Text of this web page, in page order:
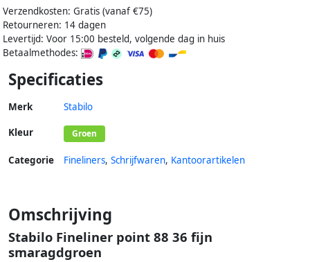
Verzendkosten: Gratis (vanaf €75)
Retourneren: 14 dagen
Levertijd: Voor 15:00 besteld, volgende dag in huis
Betaalmethodes:
Specificaties
Merk Stabilo
Kleur Groen
Categorie Fineliners, Schrijfwaren, Kantoorartikelen
Omschrijving
Stabilo Fineliner point 88 36 fijn
smaragdgroen